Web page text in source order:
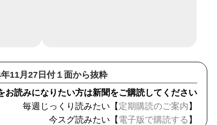
11月27日付１面から抜粋
お読みになりたい方は新聞をご購読してください
毎週じっくり読みたい【 定期購読のご案内 】
今スグ読みたい【 電子版で購読する 】